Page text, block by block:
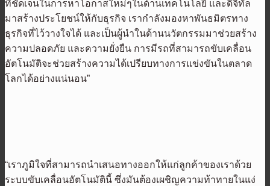
ที่ชัดเจนในการหาโอกาสใหม่ๆในด้านเทคโนโลยี และดิจิทัล
มาสร้างประโยชน์ให้กับธุรกิจ เรากำลังมองหาพันธมิตรทาง
ธุรกิจที่ไว้วางใจได้ และเป็นผู้นำในด้านนวัตกรรมมาช่วยสร้าง
ความปลอดภัย และความยั่งยืน การมีรถที่สามารถขับเคลื่อน
อัตโนมัติจะช่วยสร้างความได้เปรียบทางการแข่งขันในตลาด
โลกได้อย่างแน่นอน”
“เราภูมิใจที่สามารถนำเสนอทางออกให้แก่ลูกค้าของเราด้วย
ระบบขับเคลื่อนอัตโนมัตินี้ ซึ่งมันต้องเผชิญความท้าทายในแง่